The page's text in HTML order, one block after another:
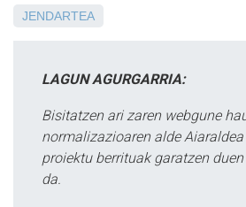
JENDARTEA
LAGUN AGURGARRIA:
Bisitatzen ari zaren webgune
normalizazioaren alde
proiektu berrituak garatzen
da.